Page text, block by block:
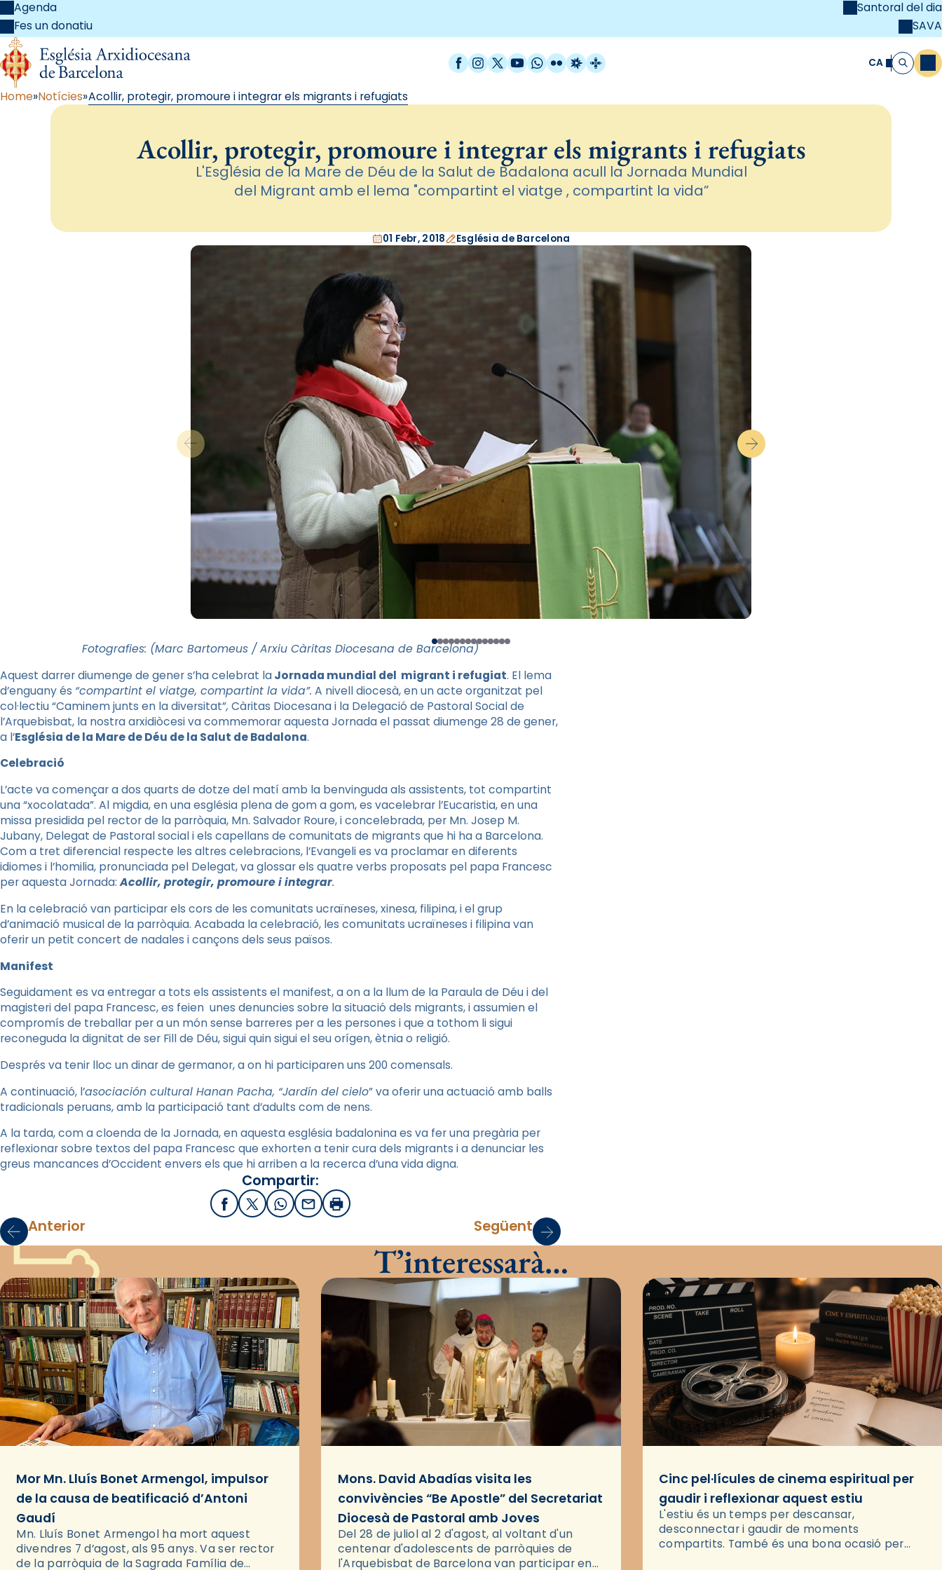
Agenda
Fes un donatiu
Santoral del dia
SAVA
Facebook
Instagram
X / Twitter
YouTube
WhatsApp
FlickrRadio Estel
Catalunya Cristiana CA Cerca
Home Notícies Acollir, protegir, promoure i integrar els migrants i refugiats
Acollir, protegir, promoure i integrar els migrants i refugiats
L'Església de la Mare de Déu de la Salut de Badalona acull la Jornada Mundial
del Migrant amb el lema "compartint el viatge , compartint la vida”
01 Febr, 2018 Església de Barcelona
Fotografies: (Marc Bartomeus / Arxiu Càritas Diocesana de Barcelona)
Aquest darrer diumenge de gener s’ha celebrat laJornada mundial del migrant i refugiat. El lema
d’enguany és “compartint el viatge, compartint la vida”. A nivell diocesà, en un acte organitzat pel
col·lectiu “Caminem junts en la diversitat”, Càritas Diocesana i la Delegació de Pastoral Social de
l’Arquebisbat, la nostra arxidiòcesi va commemorar aquesta Jornada el passat diumenge 28 de gener,
a l’Església de la Mare de Déu de la Salut de Badalona.
Celebració
L’acte va començar a dos quarts de dotze del matí amb la benvinguda als assistents, tot compartint
una “xocolatada”. Al migdia, en una església plena de gom a gom, es vacelebrar l’Eucaristia, en una
missa presidida pel rector de la parròquia, Mn. Salvador Roure, i concelebrada, per Mn. Josep M.
Jubany, Delegat de Pastoral social i els capellans de comunitats de migrants que hi ha a Barcelona.
Com a tret diferencial respecte les altres celebracions, l’Evangeli es va proclamar en diferents
idiomes i l’homilia, pronunciada pel Delegat, va glossar els quatre verbs proposats pel papa Francesc
per aquesta Jornada:Acollir, protegir, promoure i integrar.
En la celebració van participar els cors de les comunitats ucraïneses, xinesa, filipina, i el grup
d’animació musical de la parròquia. Acabada la celebració, les comunitats ucraïneses i filipina van
oferir un petit concert de nadales i cançons dels seus països.
Manifest
Seguidament es va entregar a tots els assistents el manifest, a on a la llum de la Paraula de Déu i del
magisteri del papa Francesc, es feien unes denuncies sobre la situació dels migrants, i assumien el
compromís de treballar per a un món sense barreres per a les persones i que a tothom li sigui
reconeguda la dignitat de ser Fill de Déu, sigui quin sigui el seu orígen, ètnia o religió.
Després va tenir lloc un dinar de germanor, a on hi participaren uns 200 comensals.
A continuació, l’asociación cultural Hanan Pacha, “Jardín del cielo” va oferir una actuació amb balls
tradicionals peruans, amb la participació tant d’adults com de nens.
A la tarda, com a cloenda de la Jornada, en aquesta església badalonina es va fer una pregària per
reflexionar sobre textos del papa Francesc que exhorten a tenir cura dels migrants i a denunciar les
greus mancances d’Occident envers els que hi arriben a la recerca d’una vida digna.
Compartir:
FacebookX / Twitter
WhatsApp
EmailImprimir
Anterior Següent
T’interessarà…
Mor Mn. Lluís Bonet Armengol, impulsor
de la causa de beatificació d’Antoni
Gaudí
Mn. Lluís Bonet Armengol ha mort aquest
divendres 7 d’agost, als 95 anys. Va ser rector
de la parròquia de la Sagrada Família de
Mons. David Abadías visita les
convivències “Be Apostle” del Secretariat
Diocesà de Pastoral amb Joves
Del 28 de juliol al 2 d'agost, al voltant d'un
centenar d'adolescents de parròquies de
l'Arquebisbat de Barcelona van participar en
Cinc pel·lícules de cinema espiritual per
gaudir i reflexionar aquest estiu
L'estiu és un temps per descansar,
desconnectar i gaudir de moments
compartits. També és una bona ocasió per